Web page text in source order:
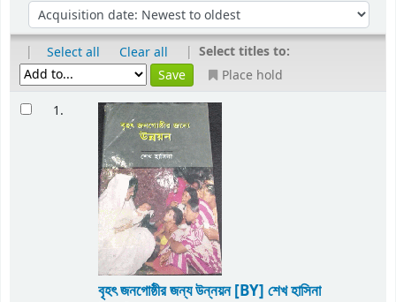
| Select all Clear all | Select titles to:
Place hold
1.
বৃহৎ জনগোষ্ঠীর জন্য উন্নয়ন[BY] শেখ হাসিনা